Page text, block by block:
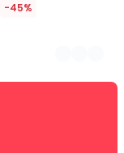
-45%